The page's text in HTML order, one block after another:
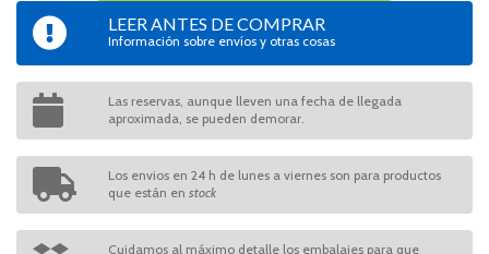
LEER ANTES DE COMPRAR
Información sobre envíos y otras cosas
Las reservas, aunque lleven una fecha de llegada
aproximada, se pueden demorar.
Los envios en 24 h de lunes a viernes son para productos
que están en stock
Cuidamos al máximo detalle los embalajes para que